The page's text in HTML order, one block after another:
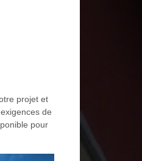
projet et
de
pour